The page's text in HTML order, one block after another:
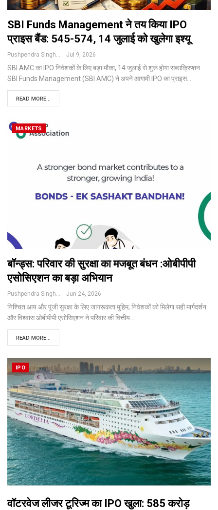
SBI Funds Management ने तय किया IPO
प्राइस बैंड: ₹545-574, 14 जुलाई को खुलेगा इश्यू
Pushpendra Singh Jul 9, 2026
SBI AMC का IPO निवेशकों के लिए बड़ा मौका, 14 जुलाई से शुरू होगा सब्सक्रिप्शन
SBI Funds Management (SBI AMC) ने अपने आगामी IPO का प्राइस…
READ MORE...
MARKETS
बॉन्ड्स: परिवार की सुरक्षा का मजबूत बंधन :ओबीपीपी
एसोसिएशन का बड़ा अभियान
Pushpendra Singh Jun 24, 2026
निश्चित आय और पूंजी सुरक्षा के लिए जागरूकता मुहिम; निवेशकों को मिलेगा सही मार्गदर्शन
और विश्वासओबीपीपी एसोसिएशन ने परिवार की वित्तीय…
READ MORE...
IPO
वॉटरवेज लीजर टूरिज्म का IPO खुला: ₹585 करोड़